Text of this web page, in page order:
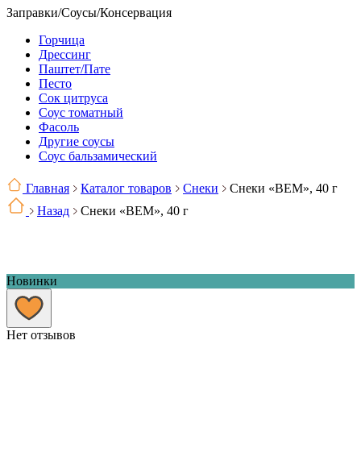
Заправки/Соусы/Консервация
Горчица
Дрессинг
Паштет/Пате
Песто
Сок цитруса
Соус томатный
Фасоль
Другие соусы
Соус бальзамический
Главная Каталог товаров Снеки
Снеки «BEM», 40 г
Назад
Снеки «BEM», 40 г
Новинки
Нет отзывов